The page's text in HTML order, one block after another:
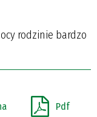
rodzinie bardzo
Pdf